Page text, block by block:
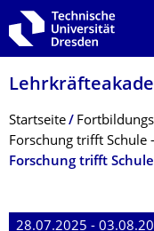
Zur Hauptnavigation
Zur Suche springen
Zum Inhalt springen
Breadcrumb-Menü
Startseite
Forschung trifft Schule -
Forschung trifft
28.07.2025 -